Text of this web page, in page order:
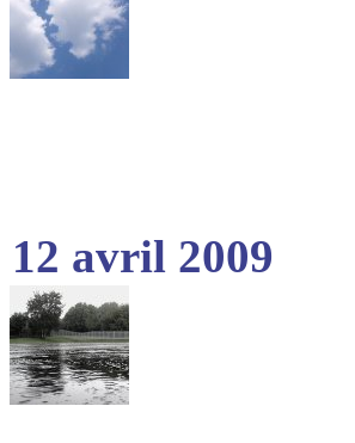
12 avril 2009